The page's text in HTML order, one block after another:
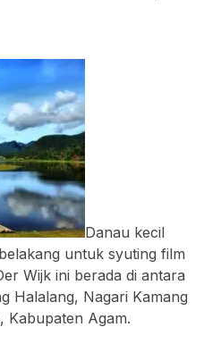
Danau kecil
untuk syuting film
Wijk ini berada di antara
Halalang, Nagari Kamang
Kabupaten Agam.